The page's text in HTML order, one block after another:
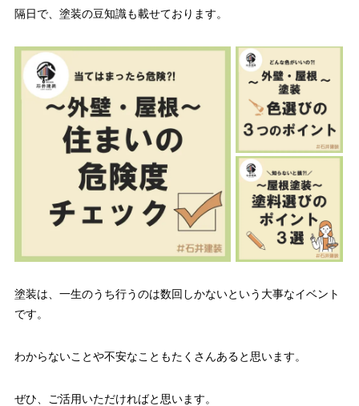
隔日で、塗装の豆知識も載せております。
塗装は、一生のうち行うのは数回しかないという大事なイベント
です。
わからないことや不安なこともたくさんあると思います。
ぜひ、ご活用いただければと思います。